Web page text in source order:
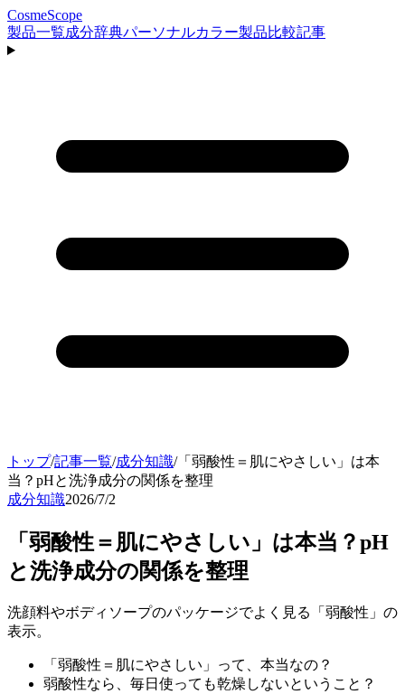
CosmeScope
製品一覧成分辞典パーソナルカラー製品比較記事
トップ/記事一覧/成分知識/「弱酸性＝肌にやさしい」は本
当？pHと洗浄成分の関係を整理
成分知識2026/7/2
「弱酸性＝肌にやさしい」は本当？pH
と洗浄成分の関係を整理
洗顔料やボディソープのパッケージでよく見る「弱酸性」の
表示。
「弱酸性＝肌にやさしい」って、本当なの？
弱酸性なら、毎日使っても乾燥しないということ？